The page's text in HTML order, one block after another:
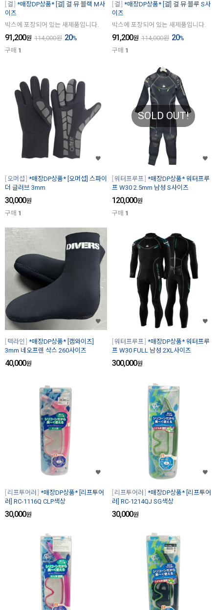
걸 *매장DP상품* [걸] 걸 뮤 블랙 M사
이즈
박스에 포장되어 있는 새제품입니다.
91,200원 114,000원 20%
구매 1
걸 *매장DP상품* [걸] 걸 뮤 블루 S사
이즈
박스에 포장되어 있는 새제품입니다.
91,200원 114,000원 20%
구매 1
오머섭 *매장DP상품* [오머섭] 스파이
더 글러브 3mm
30,000원
구매 1
SOLD OUT!
워터프루프 *매장DP상품* 워터프루
프 W30 2.5mm 남성 S사이즈
120,000원
구매 1
텍라인
*매장DP상품* [캠와이즈]
3mm 네오프렌 삭스 260사이즈
40,000원
워터프루프 *매장DP상품* 워터프루
프 W30 FULL 남성 2XL사이즈
300,000원
리프투어러
*매장DP상품* [리프투어
러] RC-1116Q CLP색상
30,000원
리프투어러
*매장DP상품* [리프투어
러] RC-1214QJ SG색상
30,000원